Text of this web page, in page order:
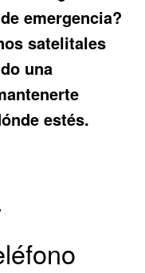
emergencia?
satelitales
una
estés.